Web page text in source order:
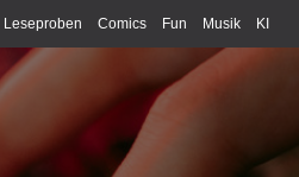
Leseproben Comics Fun Musik KI
Schreiben